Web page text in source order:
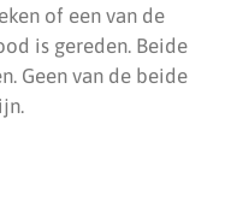
of een van de
is gereden. Beide
Geen van de beide